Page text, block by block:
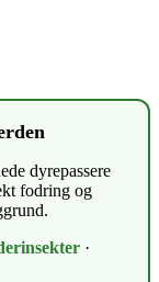
dyrepassere
fodring og
·